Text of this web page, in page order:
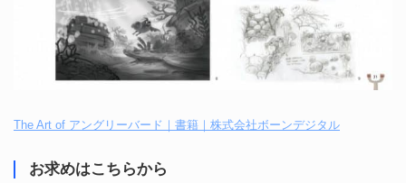
The Art of アングリーバード｜書籍｜株式会社ボーンデジタル
お求めはこちらから